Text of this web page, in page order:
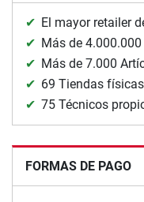
El mayor retailer
Más de
Más de 7.000
69 Tiendas
75 Técnicos
FORMAS DE PAGO